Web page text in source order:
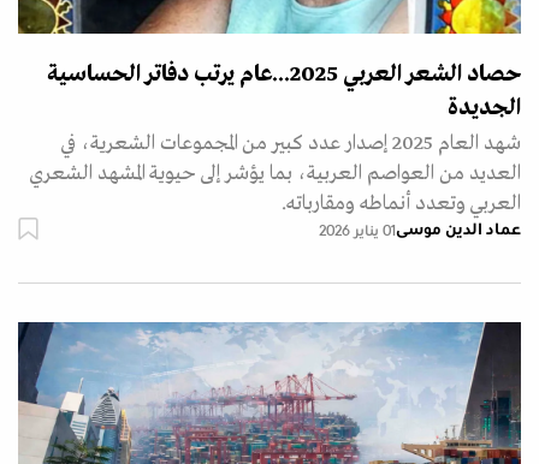
حصاد الشعر العربي 2025...عام يرتب دفاتر الحساسية
الجديدة
شهد العام 2025 إصدار عدد كبير من المجموعات الشعرية، في
العديد من العواصم العربية، بما يؤشر إلى حيوية المشهد الشعري
العربي وتعدد أنماطه ومقارباته.
عماد الدين موسى01 يناير 2026